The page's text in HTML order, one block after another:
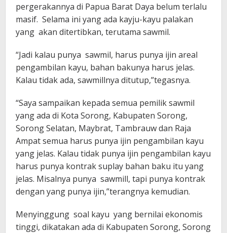
pergerakannya di Papua Barat Daya belum terlalu
masif. Selama ini yang ada kayju-kayu palakan
yang akan ditertibkan, terutama sawmil.
“Jadi kalau punya sawmil, harus punya ijin areal
pengambilan kayu, bahan bakunya harus jelas.
Kalau tidak ada, sawmillnya ditutup,”tegasnya.
“Saya sampaikan kepada semua pemilik sawmil
yang ada di Kota Sorong, Kabupaten Sorong,
Sorong Selatan, Maybrat, Tambrauw dan Raja
Ampat semua harus punya ijin pengambilan kayu
yang jelas. Kalau tidak punya ijin pengambilan kayu
harus punya kontrak suplay bahan baku itu yang
jelas. Misalnya punya sawmill, tapi punya kontrak
dengan yang punya ijin,”terangnya kemudian.
Menyinggung soal kayu yang bernilai ekonomis
tinggi, dikatakan ada di Kabupaten Sorong, Sorong